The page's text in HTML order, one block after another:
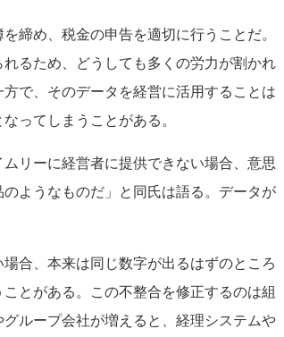
締め、税金の申告を適切に行うことだ。
るため、どうしても多くの労力が割かれ
で、そのデータを経営に活用することは
ってしまうことがある。
リーに経営者に提供できない場合、意思
ようなものだ」と同氏は語る。データが
合、本来は同じ数字が出るはずのところ
とがある。この不整合を修正するのは組
ループ会社が増えると、経理システムや